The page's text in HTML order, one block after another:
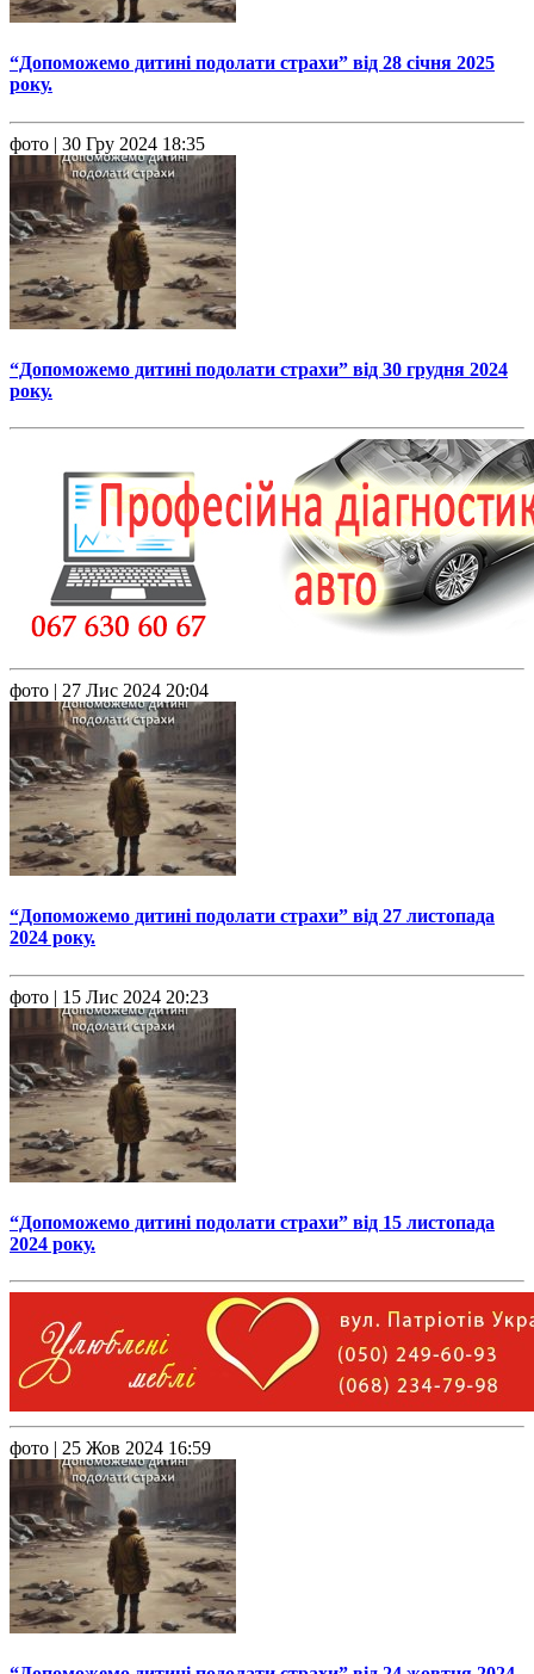
“Допоможемо дитині подолати страхи” від 28 січня 2025
року.
фото | 30 Гру 2024 18:35
“Допоможемо дитині подолати страхи” від 30 грудня 2024
року.
фото | 27 Лис 2024 20:04
“Допоможемо дитині подолати страхи” від 27 листопада
2024 року.
фото | 15 Лис 2024 20:23
“Допоможемо дитині подолати страхи” від 15 листопада
2024 року.
фото | 25 Жов 2024 16:59